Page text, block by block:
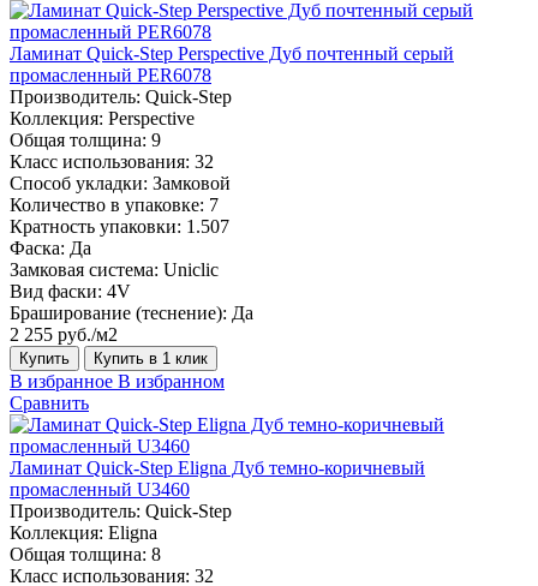
Ламинат Quick-Step Perspective Дуб почтенный серый
промасленный PER6078
Производитель: Quick-Step
Коллекция: Perspective
Общая толщина: 9
Класс использования: 32
Способ укладки: Замковой
Количество в упаковке: 7
Кратность упаковки: 1.507
Фаска: Да
Замковая система: Uniclic
Вид фаски: 4V
Браширование (теснение): Да
2 255 руб./м2
Купить Купить в 1 клик
В избранное В избранном
Сравнить
Ламинат Quick-Step Eligna Дуб темно-коричневый
промасленный U3460
Производитель: Quick-Step
Коллекция: Eligna
Общая толщина: 8
Класс использования: 32